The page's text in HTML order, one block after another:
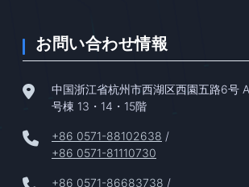
お問い合わせ情報
中国浙江省杭州市西湖区西園五路6号
号棟 13・14・15階
+86 0571-88102638 /
+86 0571-81110730
+86 0571-86683738 /